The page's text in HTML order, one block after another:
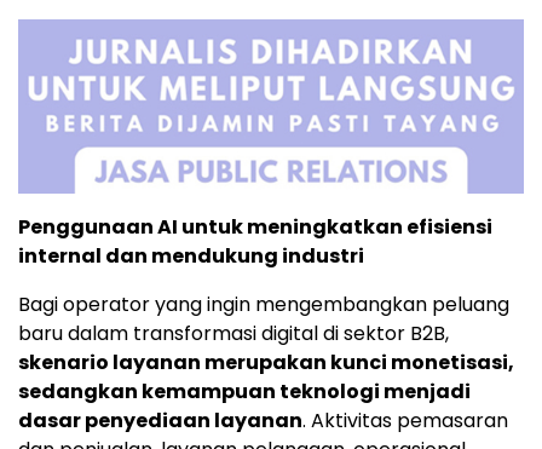
Penggunaan AI untuk meningkatkan efisiensi
internal dan mendukung industri
Bagi operator yang ingin mengembangkan peluang
baru dalam transformasi digital di sektor B2B,
skenario layanan merupakan kunci monetisasi,
sedangkan kemampuan teknologi menjadi
dasar penyediaan layanan. Aktivitas pemasaran